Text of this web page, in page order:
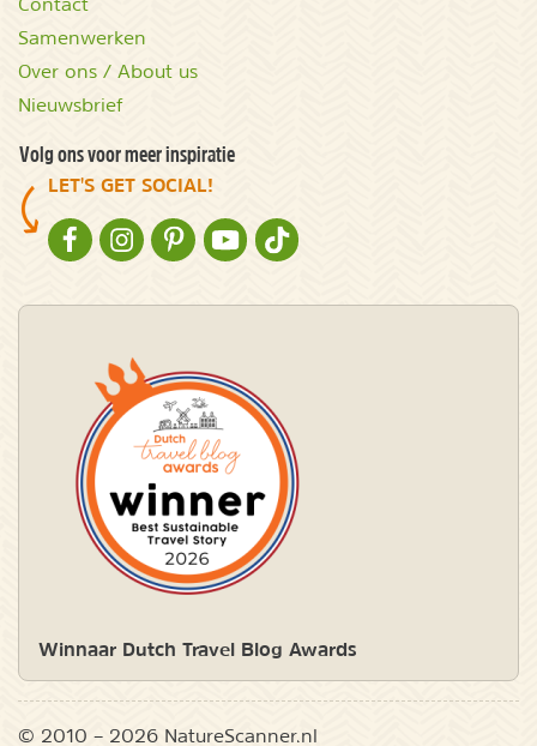
Contact
Samenwerken
Over ons / About us
Nieuwsbrief
Volg ons voor meer inspiratie
LET'S GET SOCIAL!
NATURESCANNER OP FACEBOOK
NATURESCANNER OP INSTAGRAM
NATURESCANNER OP PINTEREST
NATURESCANNER OP YOUTUBE
NATURESCANNER OP TIKTOK
Winnaar Dutch Travel Blog Awards
© 2010 – 2026 NatureScanner.nl